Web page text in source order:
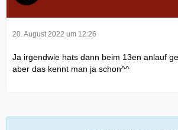
20. August 2022 um 12:26
Ja irgendwie hats dann beim 13en anlauf
aber das kennt man ja schon^^